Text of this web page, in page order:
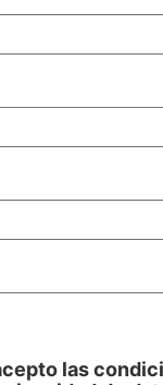
las